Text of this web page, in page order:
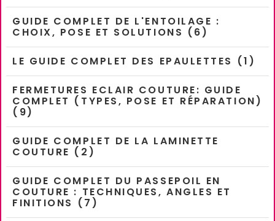
GUIDE COMPLET DE L'ENTOILAGE :
CHOIX, POSE ET SOLUTIONS (6)
LE GUIDE COMPLET DES EPAULETTES (1)
FERMETURES ECLAIR COUTURE: GUIDE
COMPLET (TYPES, POSE ET RÉPARATION)
(9)
GUIDE COMPLET DE LA LAMINETTE
COUTURE (2)
GUIDE COMPLET DU PASSEPOIL EN
COUTURE : TECHNIQUES, ANGLES ET
FINITIONS (7)